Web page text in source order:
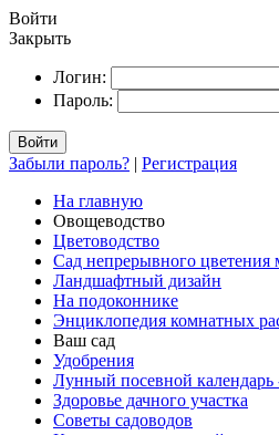
Войти
Закрыть
Логин:
Пароль:
Войти
Забыли пароль? | Регистрация
На главную
Овощеводство
Цветоводство
Сад непрерывного цветения
Ландшафтный дизайн
На подоконнике
Энциклопедия комнатных
Ваш сад
Удобрения
Лунный посевной календарь
Здоровье дачного участка
Советы садоводов